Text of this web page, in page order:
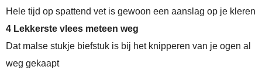
Hele tijd op spattend vet is gewoon een aanslag op je kleren
4 Lekkerste vlees meteen weg
Dat malse stukje biefstuk is bij het knipperen van je ogen al
weg gekaapt